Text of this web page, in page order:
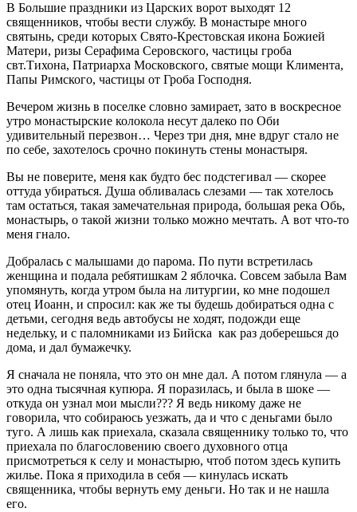
В Большие праздники из Царских ворот выходят 12
священников, чтобы вести службу. В монастыре много
святынь, среди которых Свято-Крестовская икона Божией
Матери, ризы Серафима Серовского, частицы гроба
свт.Тихона, Патриарха Московского, святые мощи Климента,
Папы Римского, частицы от Гроба Господня.
Вечером жизнь в поселке словно замирает, зато в воскресное
утро монастырские колокола несут далеко по Оби
удивительный перезвон… Через три дня, мне вдруг стало не
по себе, захотелось срочно покинуть стены монастыря.
Вы не поверите, меня как будто бес подстегивал — скорее
оттуда убираться. Душа обливалась слезами — так хотелось
там остаться, такая замечательная природа, большая река Обь,
монастырь, о такой жизни только можно мечтать. А вот что-то
меня гнало.
Добралась с малышами до парома. По пути встретилась
женщина и подала ребятишкам 2 яблочка. Совсем забыла Вам
упомянуть, когда утром была на литургии, ко мне подошел
отец Иоанн, и спросил: как же ты будешь добираться одна с
детьми, сегодня ведь автобусы не ходят, подожди еще
недельку, и с паломниками из Бийска как раз доберешься до
дома, и дал бумажечку.
Я сначала не поняла, что это он мне дал. А потом глянула — а
это одна тысячная купюра. Я поразилась, и была в шоке —
откуда он узнал мои мысли??? Я ведь никому даже не
говорила, что собираюсь уезжать, да и что с деньгами было
туго. А лишь как приехала, сказала священнику только то, что
приехала по благословению своего духовного отца
присмотреться к селу и монастырю, чтоб потом здесь купить
жилье. Пока я приходила в себя — кинулась искать
священника, чтобы вернуть ему деньги. Но так и не нашла
его.